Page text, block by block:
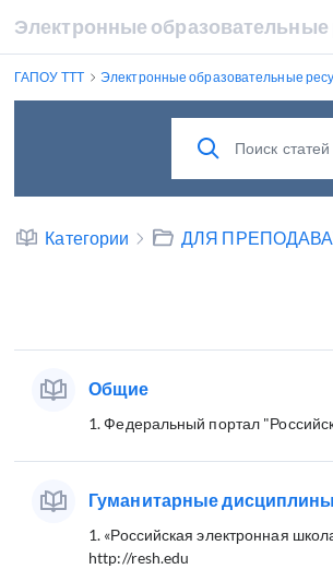
Электронные
ГАПОУ ТТТ Электронные образовательные
Категории ДЛЯ
Общие
1. Федеральный портал
Гуманитарные дисциплины
1. «Российская электронная
http://resh.edu